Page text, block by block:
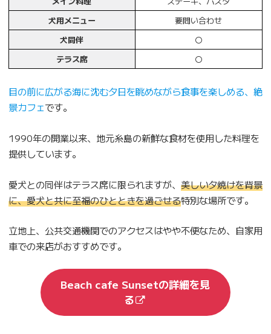
犬用メニュー
要問い合わせ
犬同伴
〇
テラス席
〇
目の前に広がる海に沈む夕日を眺めながら食事を楽しめる、絶
景カフェです。
1990年の開業以来、地元糸島の新鮮な食材を使用した料理を
提供しています。
愛犬との同伴はテラス席に限られますが、 美しい夕焼けを背景
に、愛犬と共に至福のひとときを過ごせる特別な場所です。
立地上、公共交通機関でのアクセスはやや不便なため、自家用
車での来店がおすすめです。
Beach cafe Sunsetの詳細を見
る